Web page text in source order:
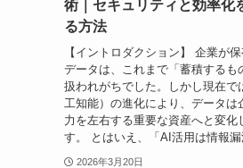
術｜セキュリティと効率化
る方法
【イントロダクション】 企業が
データは、これまで「蓄積するも
扱われがちでした。しかし現在で
工知能）の進化により、データは
力を左右する重要な資産へと変化
す。 とはいえ、「AI活用は情報漏
2026年3月20日